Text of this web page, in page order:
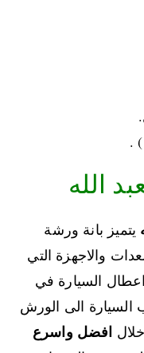
.
الله
يتميز بانة ورشة
والاجهزة التي
السيارة في
الى الورش
افضل واسرع